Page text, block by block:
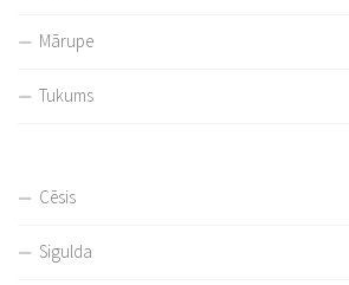
Mārupe
Tukums
Cēsis
Sigulda